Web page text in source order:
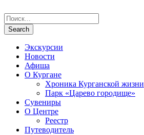
Экскурсии
Новости
Афиша
О Кургане
Хроника Курганской жизни
Парк «Царево городище»
Сувениры
О Центре
Реестр
Путеводитель